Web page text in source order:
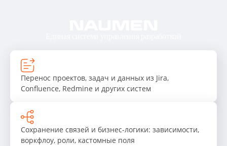
Перенос проектов, задач и данных из Jira,
Confluence, Redmine и других систем
Сохранение связей и бизнес-логики: зависимости,
воркфлоу, роли, кастомные поля